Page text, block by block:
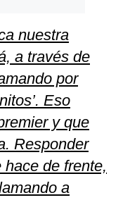
nuestra
a través de
por
Eso
y que
Responder
de frente,
a